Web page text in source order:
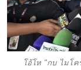
โอ้โห "กบ ไมโ